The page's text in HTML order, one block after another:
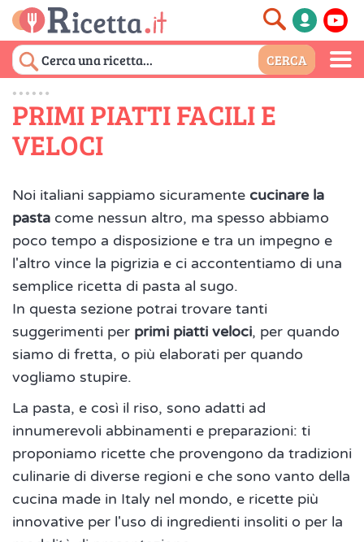
PRIMI PIATTI FACILI E
VELOCI
Noi italiani sappiamo sicuramente cucinare la
pasta come nessun altro, ma spesso abbiamo
poco tempo a disposizione e tra un impegno e
l'altro vince la pigrizia e ci accontentiamo di una
semplice ricetta di pasta al sugo.
In questa sezione potrai trovare tanti
suggerimenti per primi piatti veloci, per quando
siamo di fretta, o più elaborati per quando
vogliamo stupire.
La pasta, e così il riso, sono adatti ad
innumerevoli abbinamenti e preparazioni: ti
proponiamo ricette che provengono da tradizioni
culinarie di diverse regioni e che sono vanto della
cucina made in Italy nel mondo, e ricette più
innovative per l'uso di ingredienti insoliti o per la